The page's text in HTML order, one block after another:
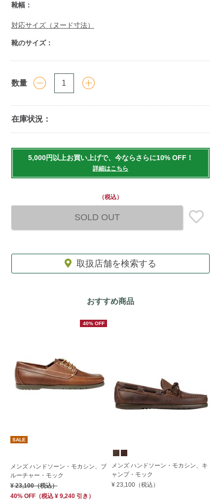
shoes/g/020000.html
靴幅：
対応サイズ（ヌード寸法）
靴のサイズ：
数量
在庫状況：
to
5,000円以上お買い上げで、今ならさらに10% OFF！
詳細はこちら
（税込）
SOLD OUT
取扱店舗を検索する
おすすめ商品
40% OFF
SALE
メンズ ハンドソーン・モカシン、ブ
ルーチャー・モック
¥ 23,100（税込）
40% OFF（税込 ¥ 9,240引き）
メンズ ハンドソーン・モカシン、キ
ャンプ・モック
¥ 23,100 （税込）